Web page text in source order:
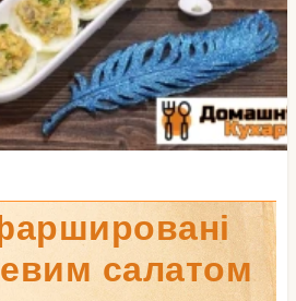
салатом